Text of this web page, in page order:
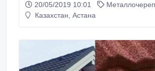
коррозии, и за счет выдержанности форм
гармонична на постройках частного и
20/05/2019 10:01
Казахстан, Астана